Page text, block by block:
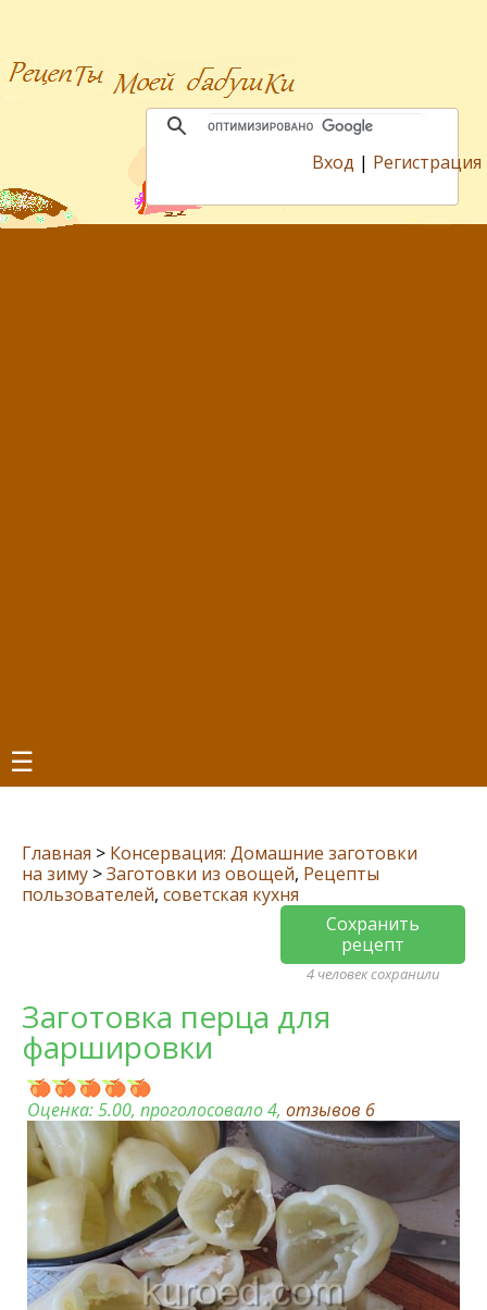
Вход | Регистрация
☰
Главная > Консервация: Домашние заготовки
на зиму >Заготовки из овощей, Рецепты
пользователей, советская кухня
Сохранить
рецепт
4 человек сохранили
Заготовка перца для
фаршировки
Оценка:5.00, проголосовало 4, отзывов 6